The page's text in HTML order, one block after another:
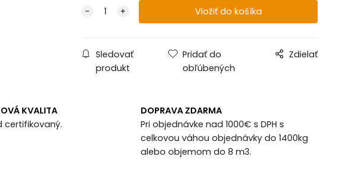
Sledovať
produkt
Pridať do
obľúbených
Zdielať
KVALITA
certifikovaný.
DOPRAVA ZDARMA
Pri objednávke nad 1000€ s DPH s
celkovou váhou objednávky do 1400kg
alebo objemom do 8 m3.